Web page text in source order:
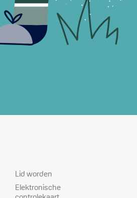
Dienstverlening
Lid worden
Elektronische